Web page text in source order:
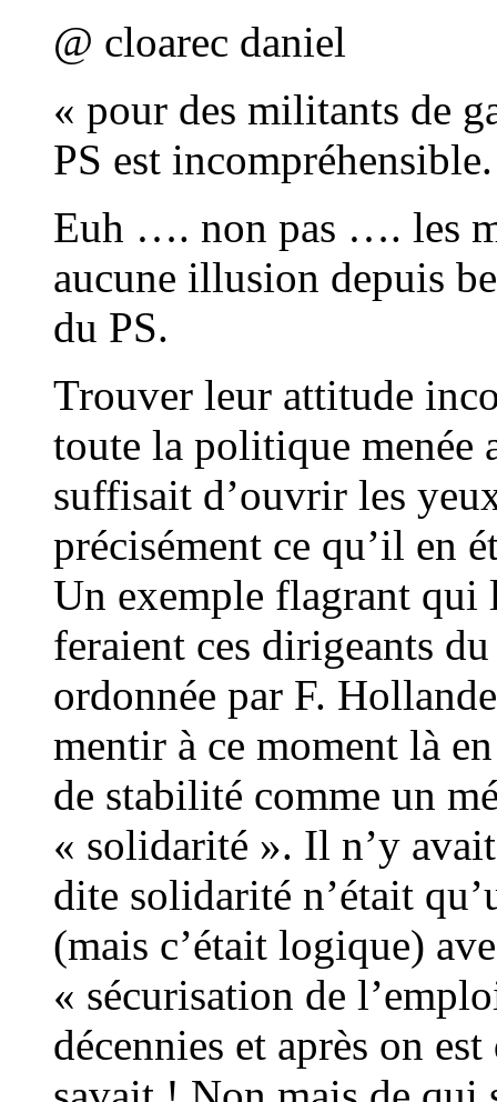
@ cloarec daniel
« pour des militants de
PS est
Euh …. non pas …. les
aucune illusion depuis
du PS.
Trouver leur attitude
toute la politique menée
suffisait d’ouvrir les
précisément ce qu’il en
Un exemple flagrant qui
feraient ces dirigeants
ordonnée par F.
mentir à ce moment là
de stabilité comme un
« solidarité ». Il n’y
dite solidarité n’était
(mais c’était logique)
« sécurisation de
décennies et après on